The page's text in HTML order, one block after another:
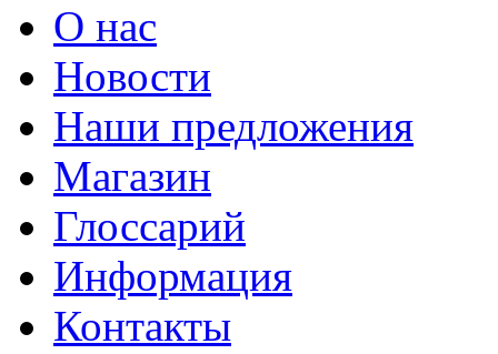
О нас
Новости
Наши предложения
Магазин
Глоссарий
Информация
Контакты